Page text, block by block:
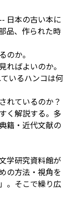
日本の古い本に
品、作られた時
のか。
ればよいのか。
いるハンコは何
れているのか？
く解説する。多
籍・近代文献の
学研究資料館が
の方法・視角を
。そこで繰り広